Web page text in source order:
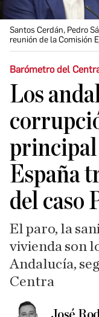
Santos Cerdán, Pedro
reunión de la Comisión
Barómetro del
Los
principal
España
del caso
El paro, la
vivienda son
Andalucía,
Centra